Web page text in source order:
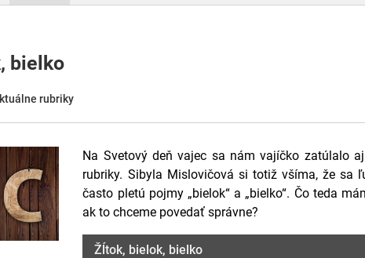
bielko
rubriky
Na Svetový deň vajec sa nám vajíčko zatúlalo
rubriky. Sibyla Mislovičová si totiž všíma, že sa
často pletú pojmy „bielok“ a „bielko“. Čo teda
ak to chceme povedať správne?
Žĺtok, bielok, bielko